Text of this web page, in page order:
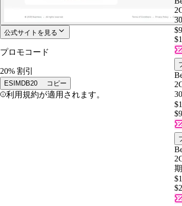
公式サイトを見る
プロモコード
20% 割引
ESIMDB20 コピー
利用規約が適用されます。